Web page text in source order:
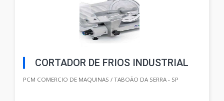
CORTADOR DE FRIOS INDUSTRIAL
PCM COMERCIO DE MAQUINAS / TABOÃO DA SERRA - SP